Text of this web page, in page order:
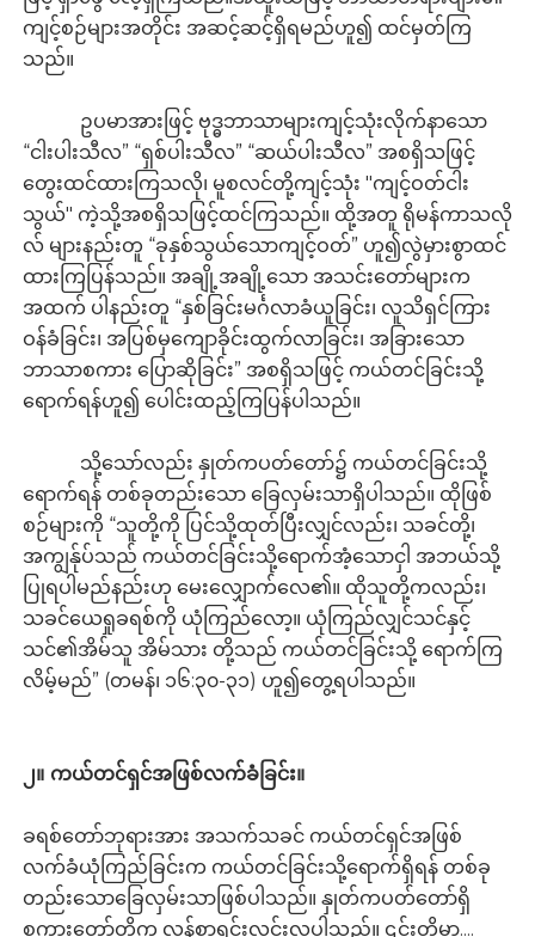
ကျင့်စဉ်များအတိုင်း အဆင့်ဆင့်ရှိရမည်ဟူ၍ ထင်မှတ်ကြ
သည်။
ဥပမာအားဖြင့် ဗုဒ္ဓဘာသာများကျင့်သုံးလိုက်နာသော
“ငါးပါးသီလ” “ရှစ်ပါးသီလ” “ဆယ်ပါးသီလ” အစရှိသဖြင့်
တွေးထင်ထားကြသလို၊ မူစလင်တို့ကျင့်သုံး "ကျင့်ဝတ်ငါး
သွယ်" ကဲ့သို့အစရှိသဖြင့်ထင်ကြသည်။ ထို့အတူ ရိုမန်ကာသလို
လ် များနည်းတူ “ခုနှစ်သွယ်သောကျင့်ဝတ်” ဟူ၍လွဲမှားစွာထင်
ထားကြပြန်သည်။ အချို့အချို့သော အသင်းတော်များက
အထက် ပါနည်းတူ “နှစ်ခြင်းမင်္ဂလာခံယူခြင်း၊ လူသိရှင်ကြား
ဝန်ခံခြင်း၊ အပြစ်မှကျောခိုင်းထွက်လာခြင်း၊ အခြားသော
ဘာသာစကား ပြောဆိုခြင်း” အစရှိသဖြင့် ကယ်တင်ခြင်းသို့
ရောက်ရန်ဟူ၍ ပေါင်းထည့်ကြပြန်ပါသည်။
သို့သော်လည်း နှုတ်ကပတ်တော်၌ ကယ်တင်ခြင်းသို့
ရောက်ရန် တစ်ခုတည်းသော ခြေလှမ်းသာရှိပါသည်။ ထိုဖြစ်
စဉ်များကို “သူတို့ကို ပြင်သို့ထုတ်ပြီးလျှင်လည်း၊ သခင်တို့၊
အကျွန်ုပ်သည် ကယ်တင်ခြင်းသို့ရောက်အံ့သောငှါ အဘယ်သို့
ပြုရပါမည်နည်းဟု မေးလျှောက်လေ၏။ ထိုသူတို့ကလည်း၊
သခင်ယေရှုခရစ်ကို ယုံကြည်လော့။ ယုံကြည်လျှင်သင်နှင့်
သင်၏အိမ်သူ အိမ်သား တို့သည် ကယ်တင်ခြင်းသို့ ရောက်ကြ
လိမ့်မည်” (တမန်၊ ၁၆:၃၀-၃၁) ဟူ၍တွေ့ရပါသည်။
၂။ ကယ်တင်ရှင်အဖြစ်လက်ခံခြင်း။
ခရစ်တော်ဘုရားအား အသက်သခင် ကယ်တင်ရှင်အဖြစ်
လက်ခံယုံကြည်ခြင်းက ကယ်တင်ခြင်းသို့ရောက်ရှိရန် တစ်ခု
တည်းသောခြေလှမ်းသာဖြစ်ပါသည်။ နှုတ်ကပတ်တော်ရှိ
စကားတော်တို့က လွန်စွာရှင်းလင်းလှပါသည်။ ၎င်းတို့မှာ....